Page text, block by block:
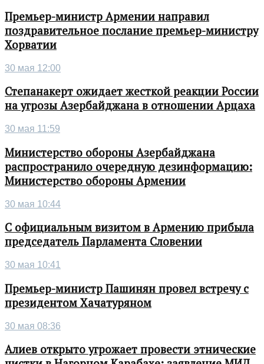
Премьер-министр Армении направил
поздравительное послание премьер-министру
Хорватии
30 мая 12:00
Степанакерт ожидает жесткой реакции России
на угрозы Азербайджана в отношении Арцаха
30 мая 11:59
Министерство обороны Азербайджана
распространило очередную дезинформацию:
Министерство обороны Армении
30 мая 10:44
С официальным визитом в Армению прибыла
председатель Парламента Словении
30 мая 10:41
Премьер-министр Пашинян провел встречу с
президентом Хачатуряном
30 мая 08:36
Алиев открыто угрожает провести этнические